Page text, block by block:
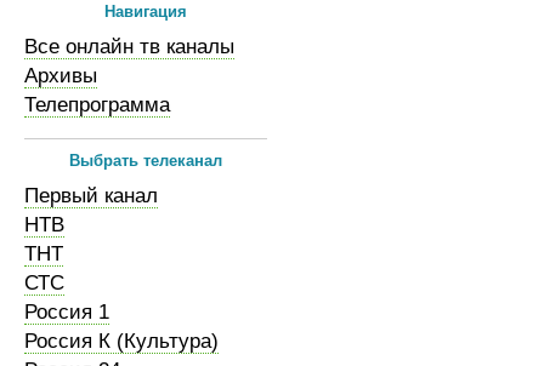
Навигация
Все онлайн тв каналы
Архивы
Телепрограмма
Выбрать телеканал
Первый канал
НТВ
ТНТ
СТС
Россия 1
Россия К (Культура)